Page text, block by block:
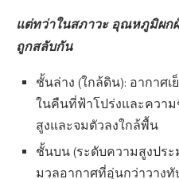
แต่ทว่าในสภาวะ อุณหภูมิผก
ถูกสลับกัน
ชั้นล่าง (ใกล้ดิน): อากาศเ
ในคืนที่ฟ้าโปร่งและควา
สูงและจมตัวลงใกล้พื้น
ชั้นบน (ระดับความสูงประ
มวลอากาศที่อุ่นกว่าวาง